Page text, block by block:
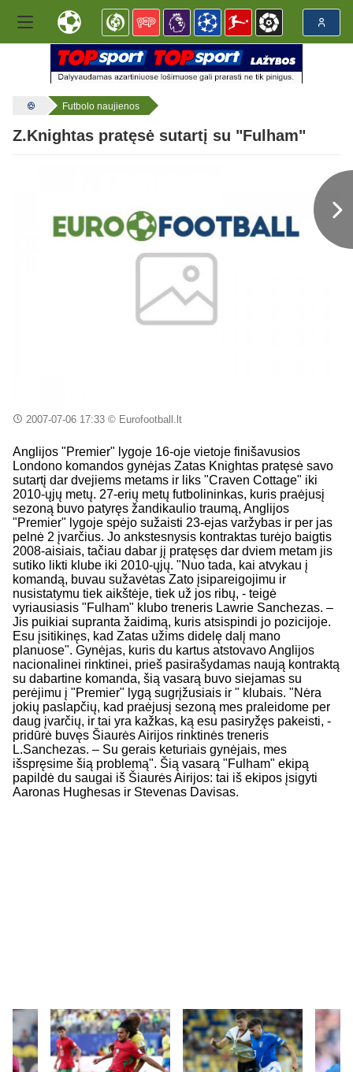
Futbolo naujienos
Z.Knightas pratęsė sutartį su "Fulham"
2007-07-06 17:33© Eurofootball.lt
Anglijos "Premier" lygoje 16-oje vietoje finišavusios
Londono komandos gynėjas Zatas Knightas pratęsė savo
sutartį dar dvejiems metams ir liks "Craven Cottage" iki
2010-ųjų metų. 27-erių metų futbolininkas, kuris praėjusį
sezoną buvo patyręs žandikaulio traumą, Anglijos
"Premier" lygoje spėjo sužaisti 23-ejas varžybas ir per jas
pelnė 2 įvarčius. Jo ankstesnysis kontraktas turėjo baigtis
2008-aisiais, tačiau dabar jį pratęsęs dar dviem metam jis
sutiko likti klube iki 2010-ųjų. "Nuo tada, kai atvykau į
komandą, buvau sužavėtas Zato įsipareigojimu ir
nusistatymu tiek aikštėje, tiek už jos ribų, - teigė
vyriausiasis "Fulham" klubo treneris Lawrie Sanchezas. –
Jis puikiai supranta žaidimą, kuris atsispindi jo pozicijoje.
Esu įsitikinęs, kad Zatas užims didelę dalį mano
planuose". Gynėjas, kuris du kartus atstovavo Anglijos
nacionalinei rinktinei, prieš pasirašydamas naują kontraktą
su dabartine komanda, šią vasarą buvo siejamas su
perėjimu į "Premier" lygą sugrįžusiais ir " klubais. "Nėra
jokių paslapčių, kad praėjusį sezoną mes praleidome per
daug įvarčių, ir tai yra kažkas, ką esu pasiryžęs pakeisti, -
pridūrė buvęs Šiaurės Airijos rinktinės treneris
L.Sanchezas. – Su gerais keturiais gynėjais, mes
išspręsime šią problemą". Šią vasarą "Fulham" ekipą
papildė du saugai iš Šiaurės Airijos: tai iš ekipos įsigyti
Aaronas Hughesas ir Stevenas Davisas.